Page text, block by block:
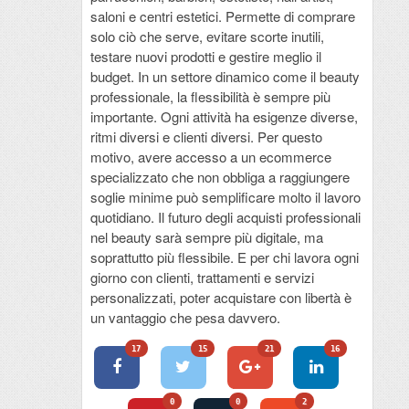
saloni e centri estetici. Permette di comprare
solo ciò che serve, evitare scorte inutili,
testare nuovi prodotti e gestire meglio il
budget. In un settore dinamico come il beauty
professionale, la flessibilità è sempre più
importante. Ogni attività ha esigenze diverse,
ritmi diversi e clienti diversi. Per questo
motivo, avere accesso a un ecommerce
specializzato che non obbliga a raggiungere
soglie minime può semplificare molto il lavoro
quotidiano. Il futuro degli acquisti professionali
nel beauty sarà sempre più digitale, ma
soprattutto più flessibile. E per chi lavora ogni
giorno con clienti, trattamenti e servizi
personalizzati, poter acquistare con libertà è
un vantaggio che pesa davvero.
17 15 21 16
0 0 2